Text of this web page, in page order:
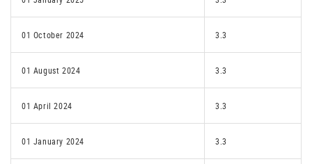
01 October 2024 3.3
01 August 2024 3.3
01 April 2024 3.3
01 January 2024 3.3